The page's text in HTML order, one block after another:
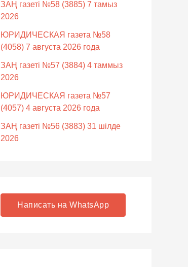
ЗАҢ газеті №58 (3885) 7 тамыз
2026
ЮРИДИЧЕСКАЯ газета №58
(4058) 7 августа 2026 года
ЗАҢ газеті №57 (3884) 4 таммыз
2026
ЮРИДИЧЕСКАЯ газета №57
(4057) 4 августа 2026 года
ЗАҢ газеті №56 (3883) 31 шілде
2026
Написать на WhatsApp